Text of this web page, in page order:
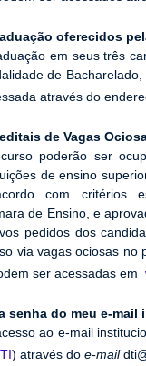
oferecidos
em seus três
de
através do
de Vagas
poderão ser
de ensino
com critérios
de Ensino, e
pedidos dos
via vagas ociosas
ser acessadas em
senha do meu e-
ao e-mail
) através do e-mail